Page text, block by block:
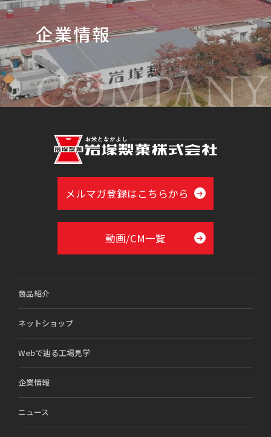
企業情報
COMPANY
メルマガ登録はこちらから
動画/CM一覧
商品紹介
ネットショップ
Webで辿る工場見学
企業情報
ニュース